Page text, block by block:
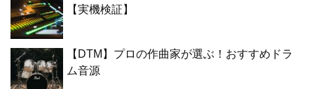
【実機検証】
【DTM】プロの作曲家が選ぶ！おすすめドラ
ム音源